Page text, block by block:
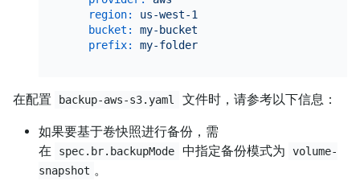
region:
us-west-1
bucket:
my-bucket
prefix:
my-folder
在配置 backup-aws-s3.yaml 文件时，请参考以下信息：
如果要基于卷快照进行备份，需
在
spec.br.backupMode 中指定备份模式为
volume-
snapshot 。